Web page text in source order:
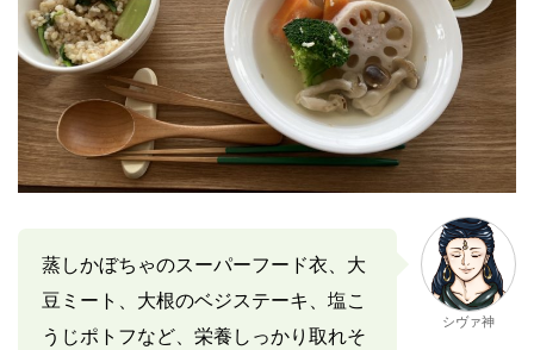
蒸しかぼちゃのスーパーフード衣、大
豆ミート、大根のベジステーキ、塩こ
うじポトフなど、栄養しっかり取れそ
シヴァ神